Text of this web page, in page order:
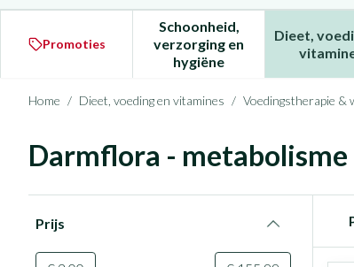
Promoties
Schoonheid,
verzorging en
hygiëne
Toon submenu voor
Dieet,
Home / Dieet, voeding en vitamines / Voedingstherapie &
Darmflora -
Prijs